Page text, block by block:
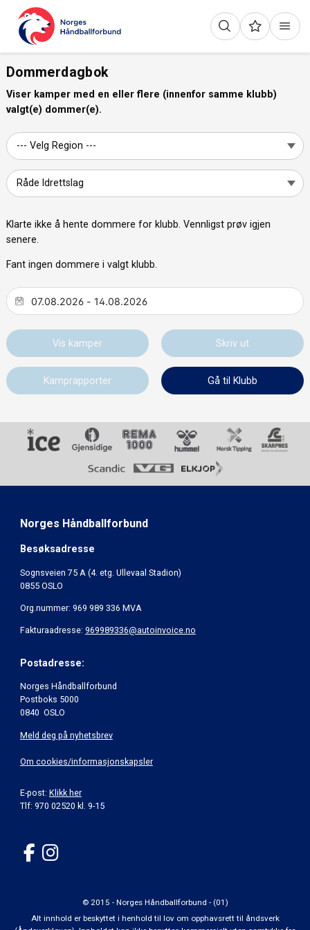
Dommerdagbok
Viser kamper med en eller flere (innenfor samme klubb)
valgt(e) dommer(e).
Klarte ikke å hente dommere for klubb. Vennligst prøv igjen
senere.
Fant ingen dommere i valgt klubb.
Vis kamper Skriv ut
Kamprapporter Gå til Klubb
Norges Håndballforbund
Besøksadresse
Sognsveien 75 A (4. etg. Ullevaal Stadion)
0855 OSLO
Org.nummer: 969 989 336 MVA
Fakturaadresse: 969989336@autoinvoice.no
Postadresse:
Norges Håndballforbund
Postboks 5000
0840 OSLO
Meld deg på nyhetsbrev
Om cookies/informasjonskapsler
E-post: Klikk her
Tlf: 970 02520 kl. 9-15
© 2015 - Norges Håndballforbund - (01)
Alt innhold er beskyttet i henhold til lov om opphavsrett til åndsverk